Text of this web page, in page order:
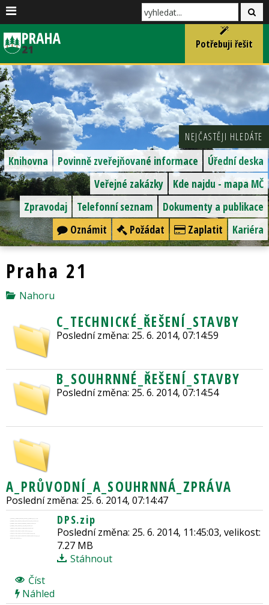
Potřebuji řešit
NEJČASTĚJI HLEDÁTE
Úřední deska
Povinně zveřejňované informace
Knihovna
Kde najdu - mapa MČ
Veřejné zakázky
Dokumenty a publikace
Telefonní seznam
Zpravodaj
Kariéra
Zaplatit
Požádat
Oznámit
Praha 21
Nahoru
C_TECHNICKÉ_ŘEŠENÍ_STAVBY
Poslední změna: 25. 6. 2014, 07:14:59
B_SOUHRNNÉ_ŘEŠENÍ_STAVBY
Poslední změna: 25. 6. 2014, 07:14:54
A_PRŮVODNÍ_A_SOUHRNNÁ_ZPRÁVA
Poslední změna: 25. 6. 2014, 07:14:47
DPS.zip
Poslední změna: 25. 6. 2014, 11:45:03, velikost:
7.27 MB
Stáhnout
Číst
Náhled